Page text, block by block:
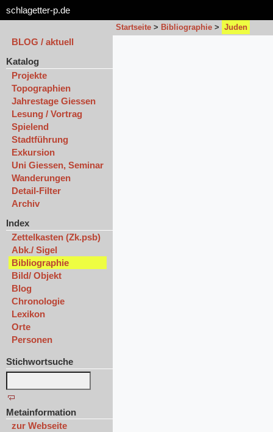
schlagetter-p.de
Startseite > Bibliographie > Juden
BLOG / aktuell
Katalog
Projekte
Topographien
Jahrestage Giessen
Lesung / Vortrag
Spielend
Stadtführung
Exkursion
Uni Giessen, Seminar
Wanderungen
Detail-Filter
Archiv
Index
Zettelkasten (Zk.psb)
Abk./ Sigel
Bibliographie
Bild/ Objekt
Blog
Chronologie
Lexikon
Orte
Personen
Stichwortsuche
Metainformation
zur Webseite